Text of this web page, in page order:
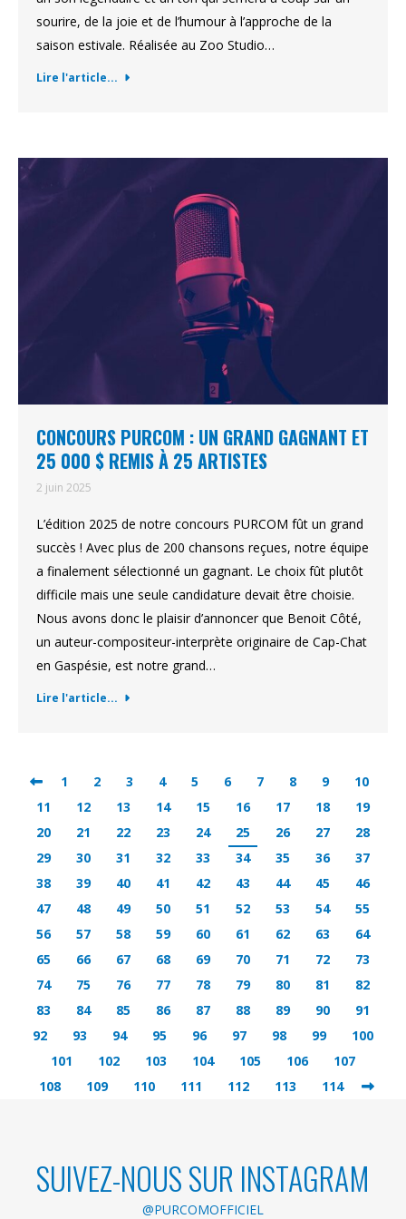
sourire, de la joie et de l’humour à l’approche de la
saison estivale. Réalisée au Zoo Studio…
Lire l'article...
CONCOURS PURCOM : UN GRAND GAGNANT ET
25 000 $ REMIS À 25 ARTISTES
2 juin 2025
L’édition 2025 de notre concours PURCOM fût un grand
succès ! Avec plus de 200 chansons reçues, notre équipe
a finalement sélectionné un gagnant. Le choix fût plutôt
difficile mais une seule candidature devait être choisie.
Nous avons donc le plaisir d’annoncer que Benoit Côté,
un auteur-compositeur-interprète originaire de Cap-Chat
en Gaspésie, est notre grand…
Lire l'article...
1 2 3 4 5 6 7 8 9
10
11
12 13 14 15 16 17 18
19
20
21 22 23 24 25 26 27
28
29
30 31 32 33 34 35 36
37
38
39 40 41 42 43 44 45
46
47
48 49 50 51 52 53 54
55
56
57 58 59 60 61 62 63
64
65
66 67 68 69 70 71 72
73
74
75 76 77 78 79 80 81
82
83
84 85 86 87 88 89 90
91
92
93 94 95 96 97 98 99
100
101
102 103 104 105 106
107
108
109 110 111 112 113 114
SUIVEZ-NOUS SUR INSTAGRAM
@PURCOMOFFICIEL